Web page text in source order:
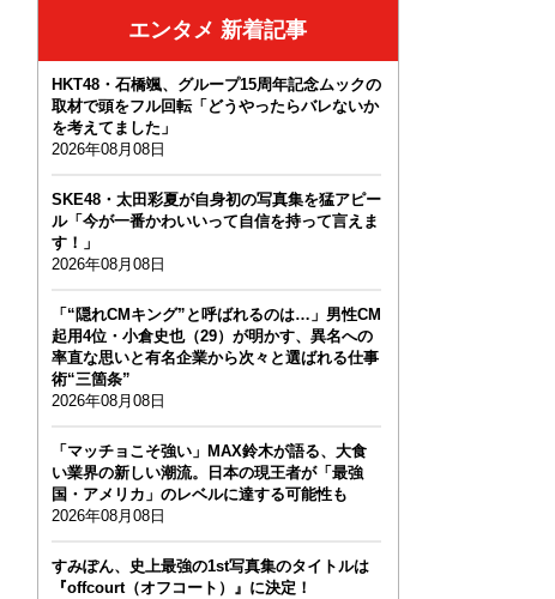
エンタメ 新着記事
HKT48・石橋颯、グループ15周年記念ムックの
取材で頭をフル回転「どうやったらバレないか
を考えてました」
2026年08月08日
SKE48・太田彩夏が自身初の写真集を猛アピー
ル「今が一番かわいいって自信を持って言えま
す！」
2026年08月08日
「“隠れCMキング”と呼ばれるのは…」男性CM
起用4位・小倉史也（29）が明かす、異名への
率直な思いと有名企業から次々と選ばれる仕事
術“三箇条”
2026年08月08日
「マッチョこそ強い」MAX鈴木が語る、大食
い業界の新しい潮流。日本の現王者が「最強
国・アメリカ」のレベルに達する可能性も
2026年08月08日
すみぽん、史上最強の1st写真集のタイトルは
『offcourt（オフコート）』に決定！